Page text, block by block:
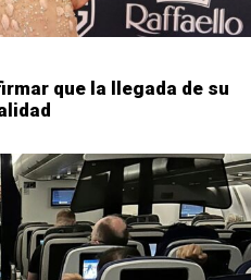
que la llegada de su